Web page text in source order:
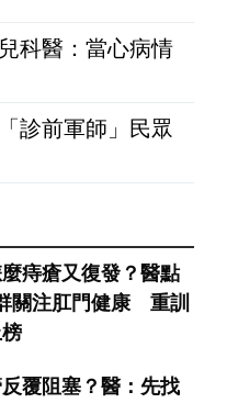
科醫：當心病情
診前軍師」民眾
痔瘡又復發？醫點
關注肛門健康 重訓
覆阻塞？醫：先找